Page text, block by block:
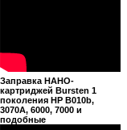
Заправка НАНО-
картриджей Bursten 1
поколения HP B010b,
3070A, 6000, 7000 и
подобные